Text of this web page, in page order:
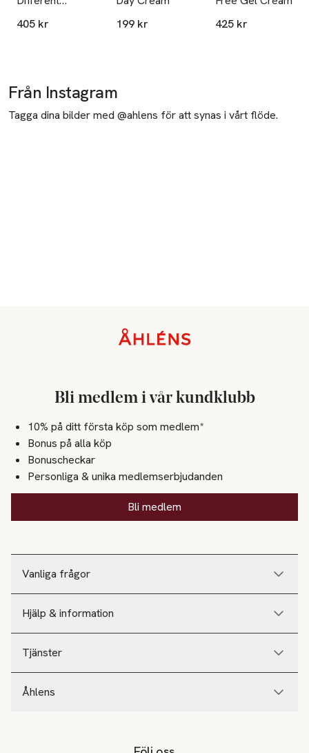
Moisturizing
405 kr
199 kr
425 kr
Från Instagram
Tagga dina bilder med @ahlens för att synas i vårt flöde.
Vanliga frågor
Hjälp & information
Tjänster
Åhlens
Bli medlem i vår kundklubb
10% på ditt första köp som medlem*
Bonus på alla köp
Bonuscheckar
Personliga & unika medlemserbjudanden
Bli medlem